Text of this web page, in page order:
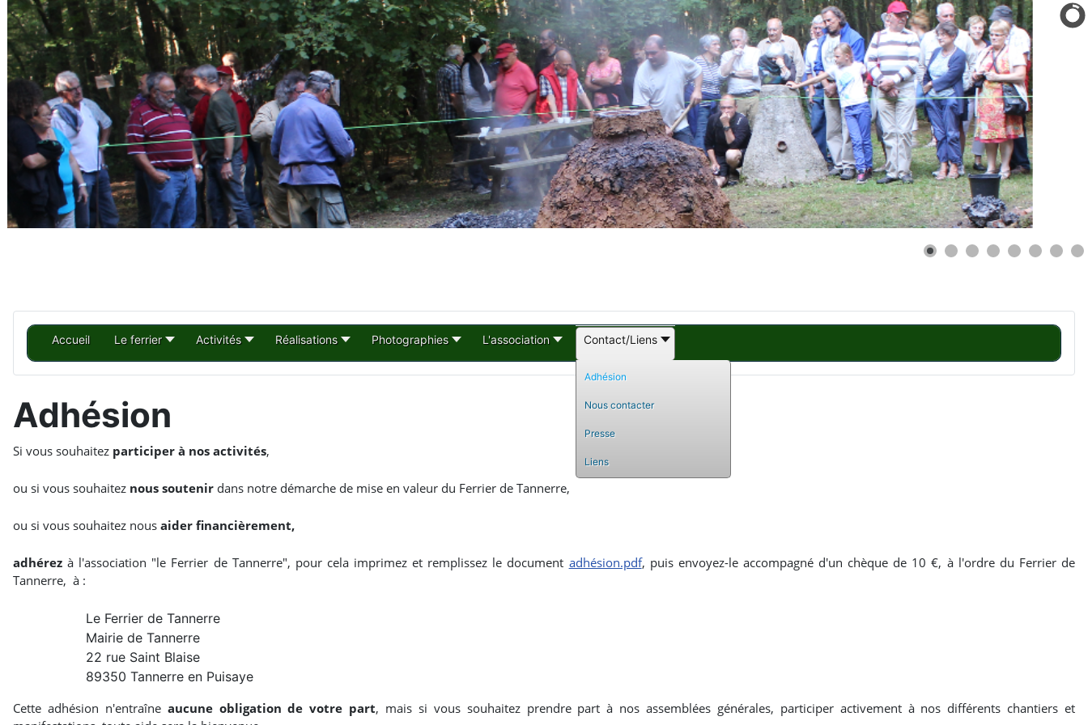
Accueil Le ferrier Activités Réalisations Photographies L'association Contact/Liens
Adhésion
Nous contacter
Presse
Liens
Adhésion
Si vous souhaitez participer à nos activités,
ou si vous souhaitez nous soutenir dans notre démarche de mise en valeur du Ferrier de Tannerre,
ou si vous souhaitez nous aider financièrement,
adhérez à l'association "le Ferrier de Tannerre", pour cela imprimez et remplissez le document adhésion.pdf, puis envoyez-le accompagné d'un chèque de 10 €, à l'ordre du Ferrier de
Tannerre, à :
Le Ferrier de Tannerre
Mairie de Tannerre
22 rue Saint Blaise
89350 Tannerre en Puisaye
Cette adhésion n'entraîne aucune obligation de votre part, mais si vous souhaitez prendre part à nos assemblées générales, participer activement à nos différents chantiers et